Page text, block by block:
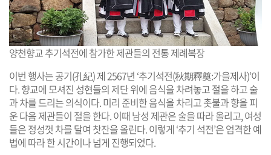
양천향교 추기석전에 참가한 제관들의 전통 제례복장
이번 행사는 공기(孔紀) 제 2567년 ‘추기석전(秋期釋奠:가을제사)’이
다. 향교에 모셔진 성현들의 제단 위에 음식을 차려놓고 절을 하고 술
과 차를 드리는 의식이다. 미리 준비한 음식을 차리고 촛불과 향을 피
운 다음 제관들이 절을 한다. 이때 남성 제관은 술을 따라 올리고, 여성
들은 정성껏 차를 달여 찻잔을 올린다. 이렇게 ‘추기 석전’은 엄격한 예
법에 따라 한 시간이나 넘게 진행되었다.